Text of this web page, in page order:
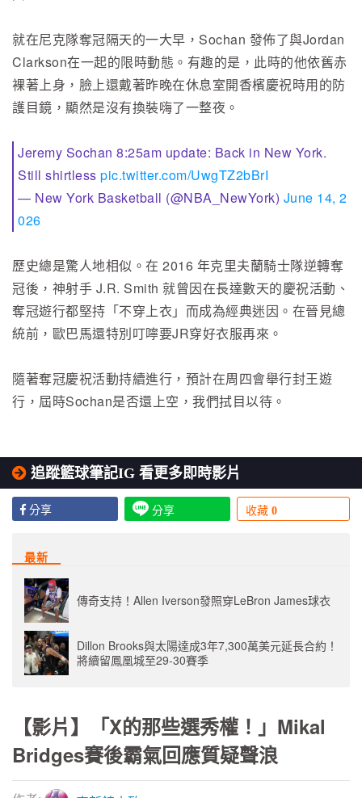
就在尼克隊奪冠隔天的一大早，Sochan 發佈了與Jordan
Clarkson在一起的限時動態。有趣的是，此時的他依舊赤
裸著上身，臉上還戴著昨晚在休息室開香檳慶祝時用的防
護目鏡，顯然是沒有換裝嗨了一整夜。
Jeremy Sochan 8:25am update: Back in New York.
Still shirtless pic.twitter.com/UwgTZ2bBrI
— New York Basketball (@NBA_NewYork) June 14, 2
026
歷史總是驚人地相似。在 2016 年克里夫蘭騎士隊逆轉奪
冠後，神射手 J.R. Smith 就曾因在長達數天的慶祝活動、
奪冠遊行都堅持「不穿上衣」而成為經典迷因。在晉見總
統前，歐巴馬還特別叮嚀要JR穿好衣服再來。
隨著奪冠慶祝活動持續進行，預計在周四會舉行封王遊
行，屆時Sochan是否還上空，我們拭目以待。
追蹤籃球筆記IG 看更多即時影片
分享 分享 收藏 0
最新
傳奇支持！Allen Iverson發照穿LeBron James球衣
Dillon Brooks與太陽達成3年7,300萬美元延長合約！
將續留鳳凰城至29-30賽季
【影片】「X的那些選秀權！」Mikal
Bridges賽後霸氣回應質疑聲浪